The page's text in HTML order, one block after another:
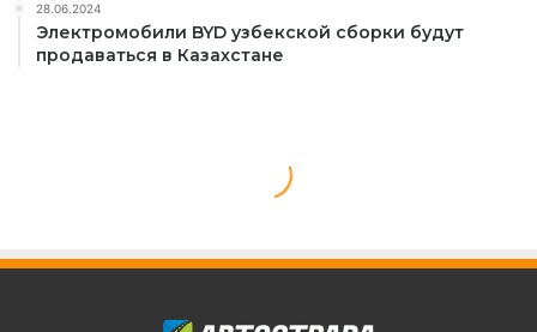
28.06.2024
Электромобили BYD узбекской сборки будут
продаваться в Казахстане